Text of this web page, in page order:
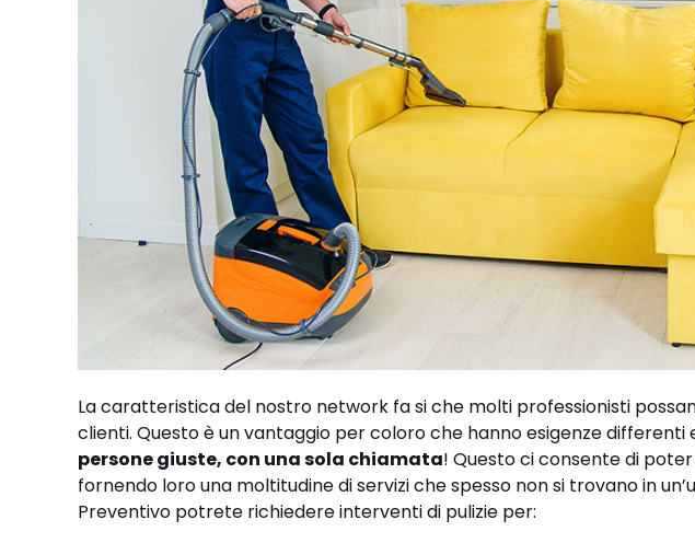
La caratteristica del nostro network fa si che molti professionisti
clienti. Questo è un vantaggio per coloro che hanno esigenze differenti
persone giuste, con una sola chiamata! Questo ci consente di
fornendo loro una moltitudine di servizi che spesso non si trovano in
Preventivo potrete richiedere interventi di pulizie per: